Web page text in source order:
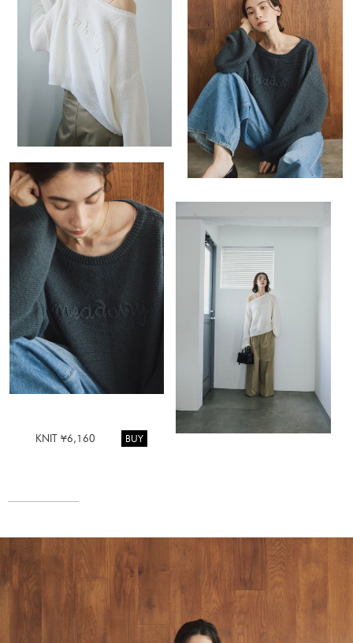
KNIT ¥6,160 BUY